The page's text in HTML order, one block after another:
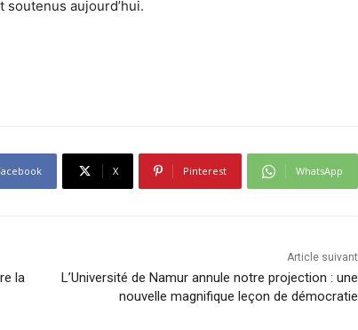
aujourd’hui.
X Pinterest WhatsApp
la
Article suivant
L’Université de Namur annule notre projection : une
nouvelle magnifique leçon de démocratie